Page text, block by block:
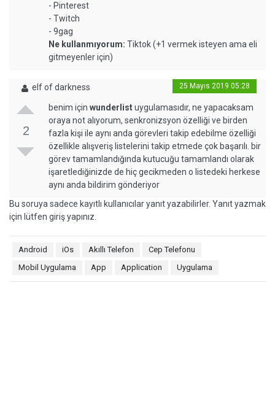
- Pinterest
- Twitch
- 9gag
Ne kullanmıyorum: Tiktok (+1 vermek isteyen ama eli
gitmeyenler için)
elf of darkness 25 Mayıs 2019 05:28
2
benim için wunderlistuygulamasıdır, ne yapacaksam
oraya not alıyorum, senkronizsyon özelliği ve birden
fazla kişi ile aynı anda görevleri takip edebilme özelliği
özellikle alışveriş listelerini takip etmede çok başarılı. bir
görev tamamlandığında kutucuğu tamamlandı olarak
işaretlediğinizde de hiç gecikmeden o listedeki herkese
aynı anda bildirim gönderiyor
Bu soruya sadece kayıtlı kullanıcılar yanıt yazabilirler. Yanıt yazmak
için lütfen giriş yapınız.
Android iOs Akıllı Telefon
Cep Telefonu
Mobil Uygulama
App Application Uygulama